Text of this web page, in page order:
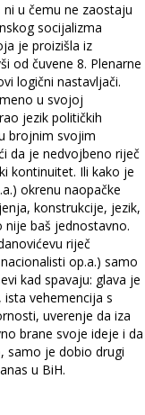
u čemu ne zaostaju
socijalizma
je proizišla iz
od čuvene 8. Plenarne
logični nastavljači.
u svojoj
jezik političkih
brojnim svojim
da je nedvojbeno riječ
kontinuitet. Ili kako je
okrenu naopačke
konstrukcije, jezik,
baš jednostavno.
riječ
op.a.) samo
kad spavaju: glava je
vehemencija s
uverenje da iza
brane svoje ideje i da
samo je dobio drugi
u BiH.